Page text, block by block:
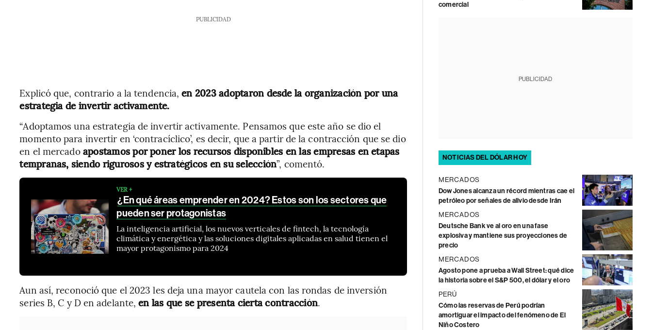
PUBLICIDAD
Explicó que, contrario a la tendencia,en 2023 adoptaron desde la organización por una
estrategia de invertir activamente.
“Adoptamos una estrategia de invertir activamente. Pensamos que este año se dio el
momento para invertir en ‘contracíclico’, es decir, que a partir de la contracción que se dio
en el mercadoapostamos por poner los recursos disponibles en las empresas en etapas
tempranas, siendo rigurosos y estratégicos en su selección”, comentó.
VER +
¿En qué áreas emprender en 2024? Estos son los sectores que
pueden ser protagonistas
La inteligencia artificial, los nuevos verticales de fintech, la tecnología
climática y energética y las soluciones digitales aplicadas en salud tienen el
mayor protagonismo para 2024
Aun así, reconoció que el 2023 les deja una mayor cautela con las rondas de inversión
series B, C y D en adelante,en las que se presenta cierta contracción.
comercial
PUBLICIDAD
NOTICIAS DEL DÓLAR HOY
MERCADOS
Dow Jones alcanza un récord mientras cae el
petróleo por señales de alivio desde Irán
MERCADOS
Deutsche Bank ve al oro en una fase
explosiva y mantiene sus proyecciones de
precio
MERCADOS
Agosto pone a prueba a Wall Street: qué dice
la historia sobre el S&P 500, el dólar y el oro
PERÚ
Cómo las reservas de Perú podrían
amortiguar el impacto del fenómeno de El
Niño Costero